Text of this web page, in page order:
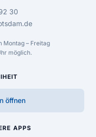
30
Montag – Freitag
möglich.
öffnen
APPS